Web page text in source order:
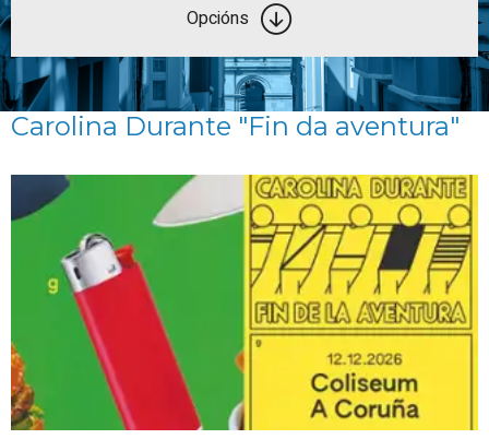
Opcións
Carolina Durante "Fin da aventura"